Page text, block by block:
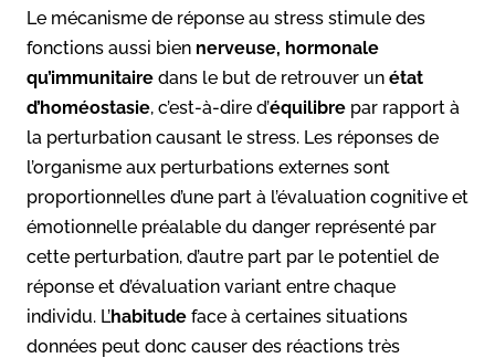
Le mécanisme de réponse au stress stimule des
fonctions aussi bien nerveuse, hormonale
qu’immunitaire dans le but de retrouver un état
d’homéostasie, c’est-à-dire d’équilibre par rapport à
la perturbation causant le stress. Les réponses de
l’organisme aux perturbations externes sont
proportionnelles d’une part à l’évaluation cognitive et
émotionnelle préalable du danger représenté par
cette perturbation, d’autre part par le potentiel de
réponse et d’évaluation variant entre chaque
individu. L’habitude face à certaines situations
données peut donc causer des réactions très